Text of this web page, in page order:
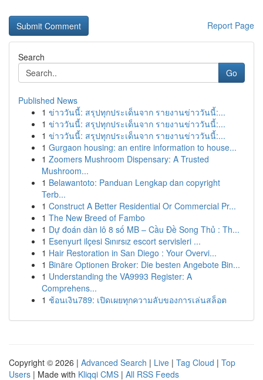
Report Page
Search
Go
Published News
1 ข่าววันนี้: สรุปทุกประเด็นจาก รายงานข่าววันนี้:...
1 ข่าววันนี้: สรุปทุกประเด็นจาก รายงานข่าววันนี้:...
1 ข่าววันนี้: สรุปทุกประเด็นจาก รายงานข่าววันนี้:...
1 Gurgaon housing: an entire information to house...
1 Zoomers Mushroom Dispensary: A Trusted
Mushroom...
1 Belawantoto: Panduan Lengkap dan copyright
Terb...
1 Construct A Better Residential Or Commercial Pr...
1 The New Breed of Fambo
1 Dự đoán dàn lô 8 số MB – Cầu Đề Song Thủ : Th...
1 Esenyurt ilçesi Sınırsız escort servisleri ...
1 Hair Restoration in San Diego : Your Overvi...
1 Binäre Optionen Broker: Die besten Angebote Bin...
1 Understanding the VA9993 Register: A
Comprehens...
1 ช้อนเงิน789: เปิดเผยทุกความลับของการเล่นสล็อต
Copyright © 2026 | Advanced Search | Live | Tag Cloud | Top
Users | Made with Kliqqi CMS | All RSS Feeds